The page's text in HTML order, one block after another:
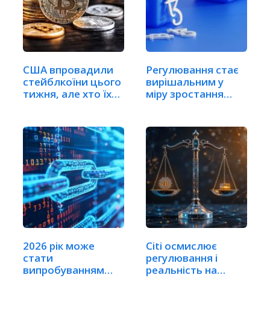
США впровадили
стейблкоїни цього
тижня, але хто їх…
Регулювання стає
вирішальним у
міру зростання…
2026 рік може
стати
випробуванням
Citi осмислює
регулювання і
реальність на